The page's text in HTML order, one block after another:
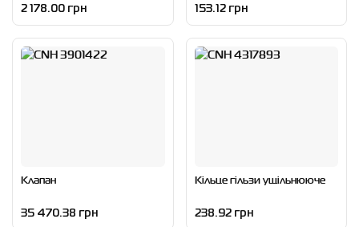
2 178.00 грн 153.12 грн
Клапан
35 470.38 грн
Кільце гільзи ущільнююче
238.92 грн